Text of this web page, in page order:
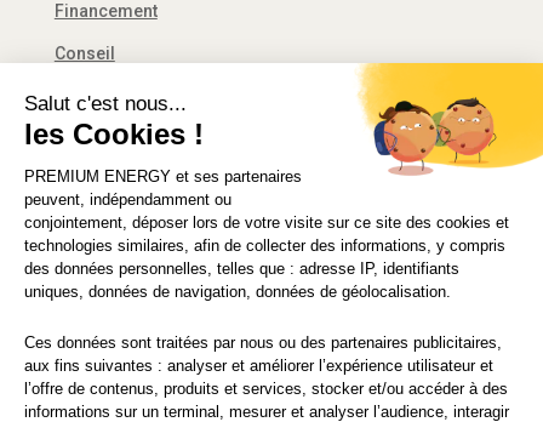
Salut c'est nous...
les Cookies !
PREMIUM ENERGY et ses partenaires
peuvent, indépendamment ou
conjointement, déposer lors de votre visite sur ce site des cookies et
technologies similaires, afin de collecter des informations, y compris
des données personnelles, telles que : adresse IP, identifiants
uniques, données de navigation, données de géolocalisation.
Ces données sont traitées par nous ou des partenaires publicitaires,
aux fins suivantes : analyser et améliorer l’expérience utilisateur et
l’offre de contenus, produits et services, stocker et/ou accéder à des
informations sur un terminal, mesurer et analyser l’audience, interagir
Financement
Conseil
Décret tertiaire
Financement
Solutions d’économie d’énergie
© 2021 PREMIUM ENERGY FRANCE
CGU|Mentions légales |Politique de vie privée